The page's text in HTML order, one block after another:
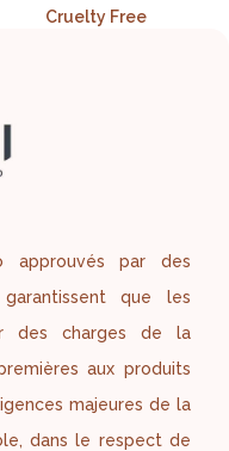
Cruelty Free
approuvés par des
que les
des charges de la
aux produits
majeures de la
dans le respect de